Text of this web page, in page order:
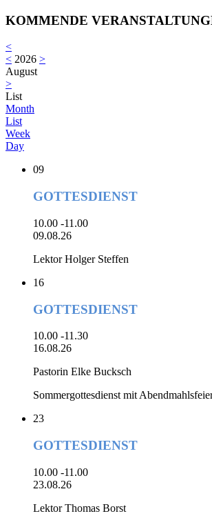
KOMMENDE
<
< 2026 >
August
>
List
Month
List
Week
Day
09
GOTTESDIENST
10.00 -11.00
09.08.26
Lektor Holger Steffen
16
GOTTESDIENST
10.00 -11.30
16.08.26
Pastorin Elke Bucksch
Sommergottesdienst mit
23
GOTTESDIENST
10.00 -11.00
23.08.26
Lektor Thomas Borst